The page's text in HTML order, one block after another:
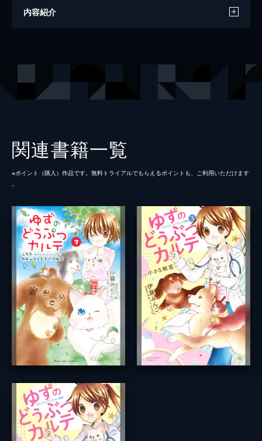
著者
内容紹介
関連書籍一覧
※ポイント（購⼊）作品です。無料トライアルでもらえるポイントも、ご利⽤いただけます